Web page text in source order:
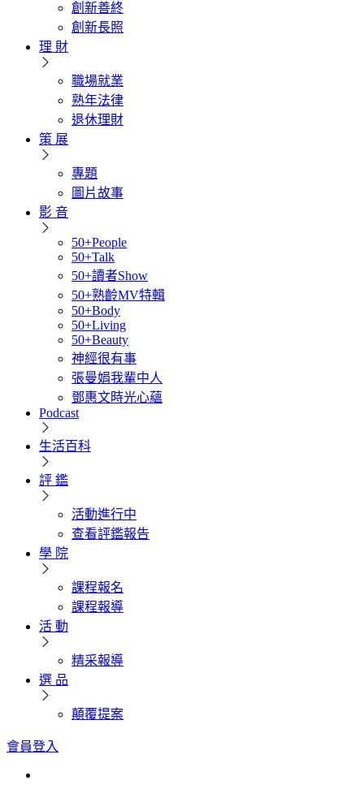
創新善終
創新長照
理 財
職場就業
熟年法律
退休理財
策 展
專題
圖片故事
影 音
50+People
50+Talk
50+讀者Show
50+熟齡MV特輯
50+Body
50+Living
50+Beauty
神經很有事
張曼娟我輩中人
鄧惠文時光心蘊
Podcast
生活百科
評 鑑
活動進行中
查看評鑑報告
學 院
課程報名
課程報導
活 動
精采報導
選 品
顛覆提案
會員登入